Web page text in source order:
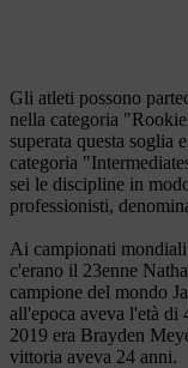
Gli atleti possono
nella categoria
superata questa soglia
categoria
sei le discipline in
professionisti,
Ai campionati
c'erano il 23enne
campione del mondo
all'epoca aveva l'età di
2019 era Brayden
vittoria aveva 24 anni.